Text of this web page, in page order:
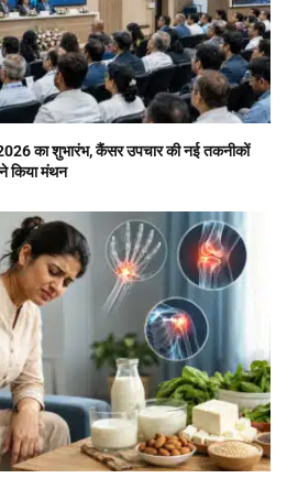
का शुभारंभ, कैंसर उपचार की नई तकनीकों
किया मंथन